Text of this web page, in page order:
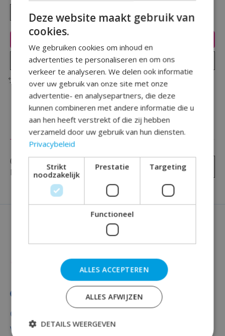
Plaats bestelling
Toevoegen om te vergelijken
Reviews (0)
0 sterren op basis van0
beoordelingen
Je beoordeling toevoegen
Categorieën
Versiering
Deze website maakt gebruik van
cookies.
We gebruiken cookies om inhoud en
advertenties te personaliseren en om ons
verkeer te analyseren. We delen ook informatie
over uw gebruik van onze site met onze
advertentie- en analysepartners, die deze
kunnen combineren met andere informatie die u
aan hen heeft verstrekt of die zij hebben
verzameld door uw gebruik van hun diensten.
Privacybeleid
Strikt
noodzakelijk
Prestatie Targeting
Functioneel
ALLES ACCEPTEREN
ALLES AFWIJZEN
DETAILS WEERGEVEN